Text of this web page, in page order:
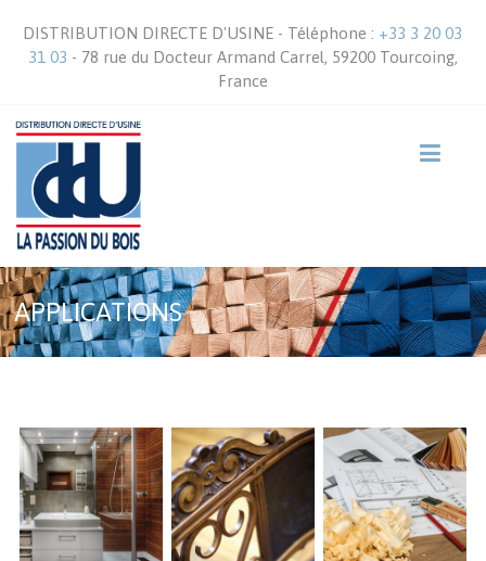
DISTRIBUTION DIRECTE D'USINE - Téléphone : +33 3 20 03
31 03 - 78 rue du Docteur Armand Carrel, 59200 Tourcoing,
France
APPLICATIONS